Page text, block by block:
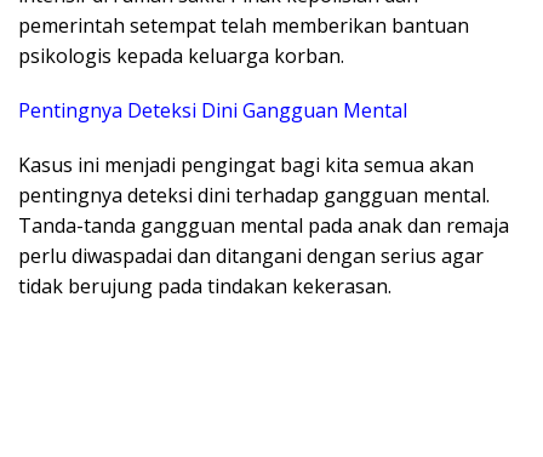
pemerintah setempat telah memberikan bantuan
psikologis kepada keluarga korban.
Pentingnya Deteksi Dini Gangguan Mental
Kasus ini menjadi pengingat bagi kita semua akan
pentingnya deteksi dini terhadap gangguan mental.
Tanda-tanda gangguan mental pada anak dan remaja
perlu diwaspadai dan ditangani dengan serius agar
tidak berujung pada tindakan kekerasan.